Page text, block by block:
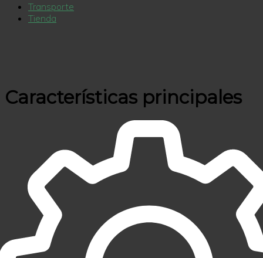
Transporte
Tienda
Características principales